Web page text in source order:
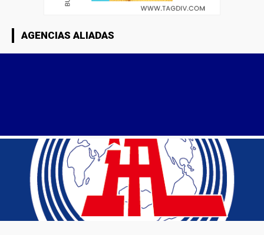
AGENCIAS ALIADAS